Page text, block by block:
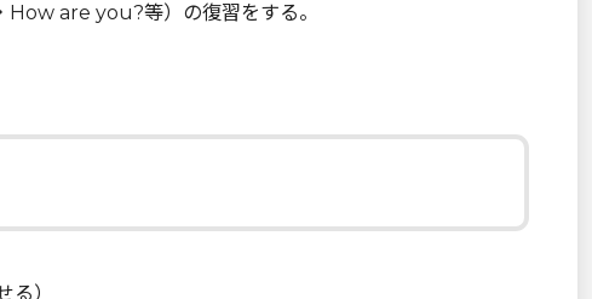
are you?等）の復習をする。
る）